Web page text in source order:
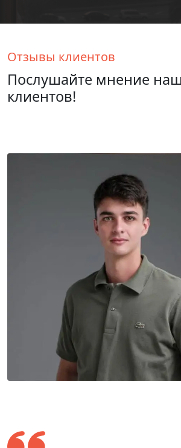
Отзывы клиентов
Послушайте мнение
клиентов!